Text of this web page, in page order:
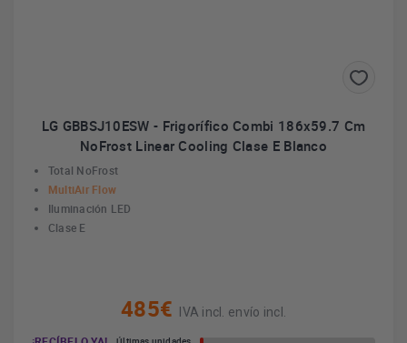
LG GBBSJ10ESW - Frigorífico Combi 186x59.7 Cm
NoFrost Linear Cooling Clase E Blanco
Total NoFrost
MultiAir Flow
Iluminación LED
Clase E
485€
IVA incl. envío incl.